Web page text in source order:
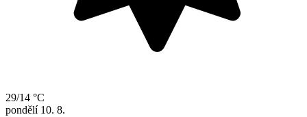
29/14 °C
pondělí 10. 8.